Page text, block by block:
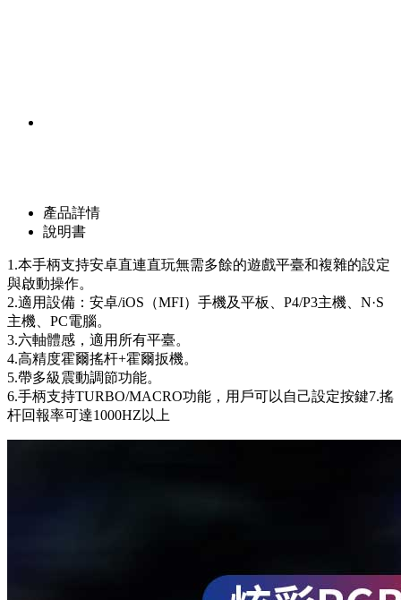
產品詳情
說明書
1.本手柄支持安卓直連直玩無需多餘的遊戲平臺和複雜的設定
與啟動操作。
2.適用設備：安卓/iOS（MFI）手機及平板、P4/P3主機、N·S
主機、PC電腦。
3.六軸體感，適用所有平臺。
4.高精度霍爾搖杆+霍爾扳機。
5.帶多級震動調節功能。
6.手柄支持TURBO/MACRO功能，用戶可以自己設定按鍵7.搖
杆回報率可達1000HZ以上